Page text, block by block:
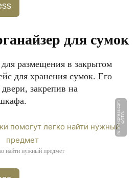
для сумок
размещения в закрытом
для хранения сумок. Его
закрепив на
Ф
О
Т
О:
r
u.
ali
e
x
p
r
e
s
s.
c
o
m
найти нужный предмет